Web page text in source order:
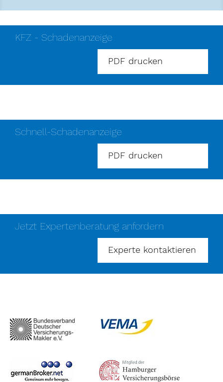
KFZ - Schadenanzeige
PDF drucken
Schnell-Schadenanzeige
PDF drucken
Jetzt Expertenberatung anfordern
Experte kontaktieren